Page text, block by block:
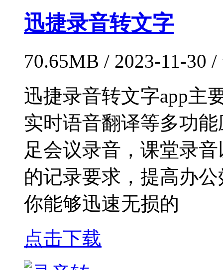
迅捷录音转文字
70.65MB / 2023-11-30
迅捷录音转文字app主
实时语音翻译等多功
足会议录音，课堂录
的记录要求，提高办
你能够迅速无损的
点击下载